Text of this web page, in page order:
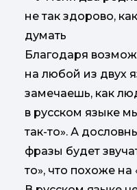
Благодаря
на любой из двух
замечаешь, как
в русском языке
так-то». А
фразы будет
то», что похоже на